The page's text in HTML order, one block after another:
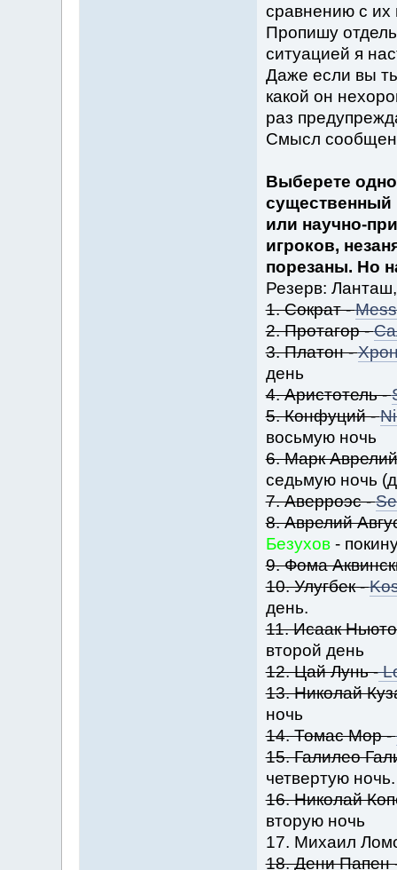
сравнению с их
Пропишу
ситуацией я
Даже если вы
какой он
раз
Смысл
Выберете
существенный
или научно-
игроков,
порезаны. Но
Резерв:
1. Сократ -
2. Протагор -
3. Платон -
день
4. Аристотель -
5. Конфуций -
восьмую ночь
6. Марк
седьмую ночь
7. Аверроэс -
8. Аврелий
Безухов-
9. Фома
10. Улугбек -
день.
11. Исаак
второй день
12. Цай Лунь -
13. Николай
ночь
14. Томас Мор -
15. Галилео
четвертую ночь.
16. Николай
вторую ночь
17. Михаил
18. Дени Папен